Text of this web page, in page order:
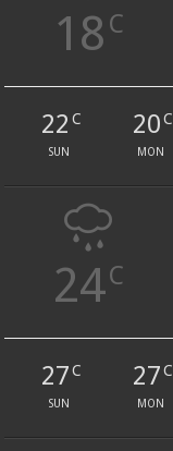
18 C
22 C
SUN
20C
MON
24C
27C
SUN
27C
MON